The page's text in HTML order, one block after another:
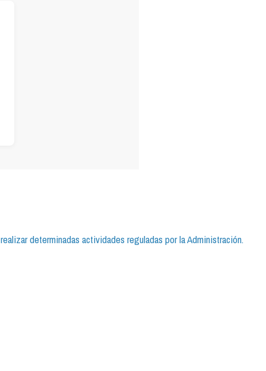
determinadas actividades reguladas por la Administración.